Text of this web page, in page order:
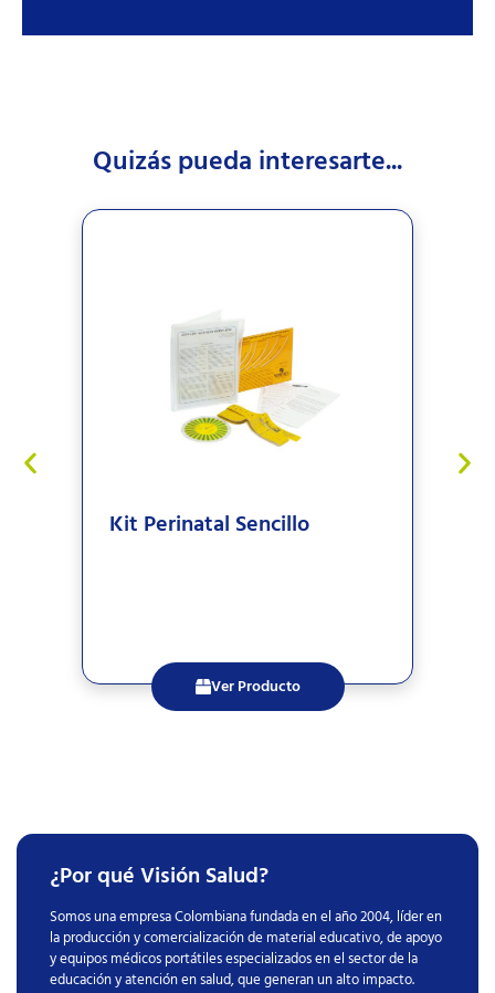
Quizás pueda interesarte...
Kit Perinatal Sencillo
Ver Producto
¿Por qué Visión Salud?
Somos una empresa Colombiana fundada en el año 2004, líder en
la producción y comercialización de material educativo, de apoyo
y equipos médicos portátiles especializados en el sector de la
educación y atención en salud, que generan un alto impacto.